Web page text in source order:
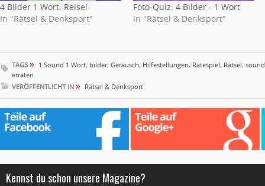
4 Bilder 1 Wort: Reise!
In "Rätsel & Denksport"
Foto-Quiz: 4 Bilder - 1 Wort
In "Rätsel & Denksport"
TAGS » 1 Sound 1 Wort, bilder, Geräusch, Hilfestellungen, Ratespiel, Rätsel, sound
erraten
VERÖFFENTLICHT IN » Rätsel & Denksport
Kennst du schon unsere Magazine?